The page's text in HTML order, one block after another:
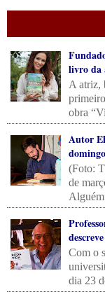
livro da
A atriz,
obra
Autor
(Foto:
de
Com o
dia 23